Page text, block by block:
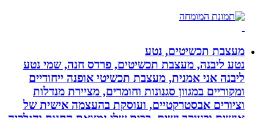
מעצבת תכשיטים, נטע
נטע ליבנה, מעצבת תכשיטים, פרדס חנה, שמי נטע
ליבנה אני אמנית, מעצבת תכשיטי אופנה ייחודיים
ומקוריים במגוון סגנונות וחומרים, מציירת מנדלות
וציורים אבסטרקטיים, ועוסקת בהעצמה אישית של